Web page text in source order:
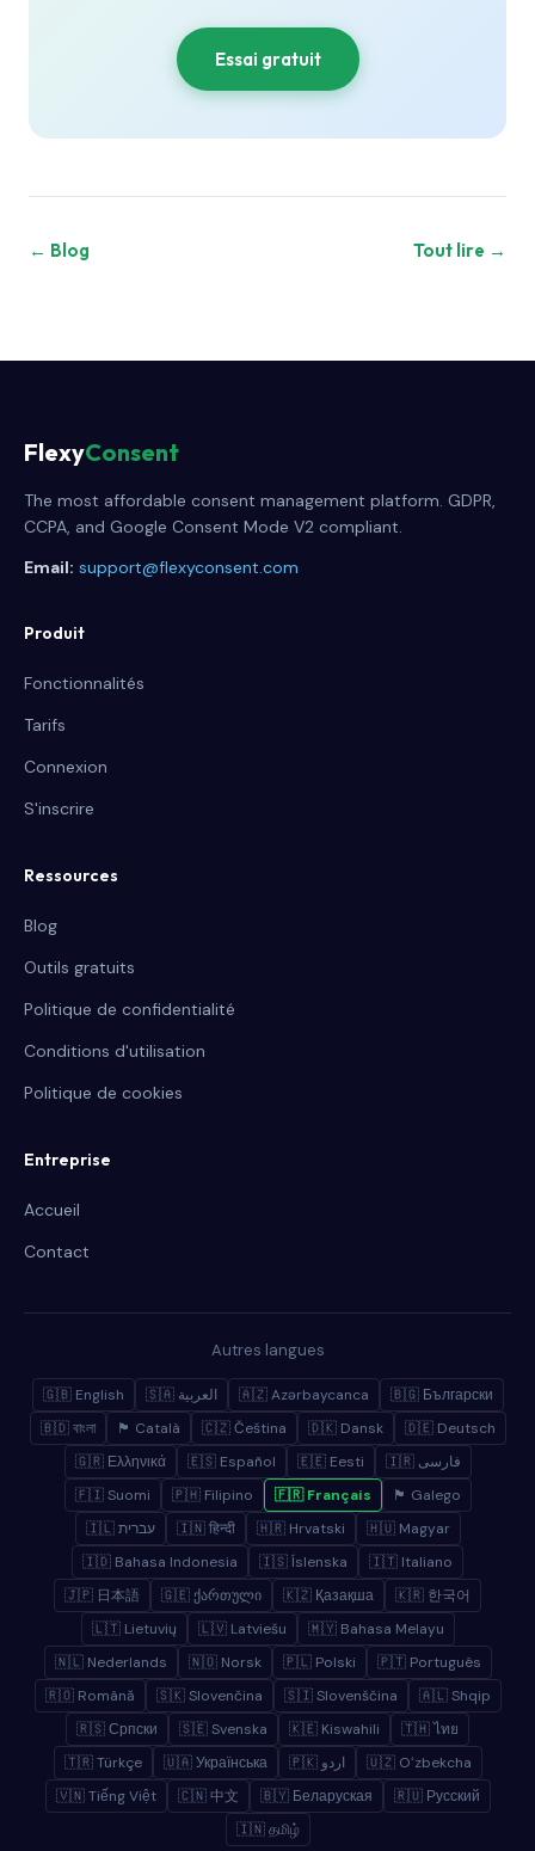
Essai gratuit
← Blog Tout lire →
FlexyConsent
The most affordable consent management platform. GDPR,
CCPA, and Google Consent Mode V2 compliant.
Email: support@flexyconsent.com
Produit
Fonctionnalités
Tarifs
Connexion
S'inscrire
Ressources
Blog
Outils gratuits
Politique de confidentialité
Conditions d'utilisation
Politique de cookies
Entreprise
Accueil
Contact
Autres langues
🇬🇧 English 🇸🇦 العربية 🇦🇿 Azərbaycanca
🇧🇬 Български
🇧🇩 বাংলা
🏴 Català 🇨🇿 Čeština 🇩🇰 Dansk
🇩🇪 Deutsch
🇬🇷 Ελληνικά
🇪🇸 Español 🇪🇪 Eesti
🇮🇷 فارسی
🇫🇮 Suomi
🇵🇭 Filipino 🇫🇷 Français
🏴 Galego
🇮🇱 עברית
🇮🇳 हिन्दी 🇭🇷 Hrvatski
🇭🇺 Magyar
🇮🇩 Bahasa Indonesia
🇮🇸 Íslenska
🇮🇹 Italiano
🇯🇵 日本語
🇬🇪 ქართული 🇰🇿 Қазақша
🇰🇷 한국어
🇱🇹 Lietuvių
🇱🇻 Latviešu
🇲🇾 Bahasa Melayu
🇳🇱 Nederlands
🇳🇴 Norsk 🇵🇱 Polski
🇵🇹 Português
🇷🇴 Română
🇸🇰 Slovenčina 🇸🇮 Slovenščina
🇦🇱 Shqip
🇷🇸 Српски
🇸🇪 Svenska 🇰🇪 Kiswahili
🇹🇭 ไทย
🇹🇷 Türkçe
🇺🇦 Українська 🇵🇰 اردو
🇺🇿 Oʻzbekcha
🇻🇳 Tiếng Việt
🇨🇳 中文 🇧🇾 Беларуская
🇷🇺 Русский
🇮🇳 தமிழ்